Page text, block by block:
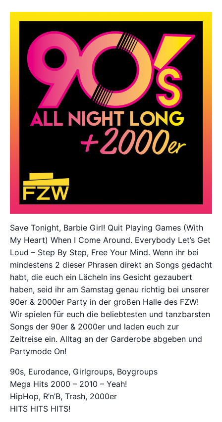
Save Tonight, Barbie Girl! Quit Playing Games (With
My Heart) When I Come Around. Everybody Let’s Get
Loud – Step By Step, Free Your Mind. Wenn ihr bei
mindestens 2 dieser Phrasen direkt an Songs gedacht
habt, die euch ein Lächeln ins Gesicht gezaubert
haben, seid ihr am Samstag genau richtig bei unserer
90er & 2000er Party in der großen Halle des FZW!
Wir spielen für euch die beliebtesten und tanzbarsten
Songs der 90er & 2000er und laden euch zur
Zeitreise ein. Alltag an der Garderobe abgeben und
Partymode On!
90s, Eurodance, Girlgroups, Boygroups
Mega Hits 2000 – 2010 – Yeah!
HipHop, R’n’B, Trash, 2000er
HITS HITS HITS!